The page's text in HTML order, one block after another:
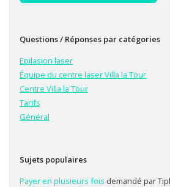
Questions / Réponses par catégories
Epilasion laser
Équipe du centre laser Villa la Tour
Centre Villa la Tour
Tarifs
Général
Sujets populaires
Payer en plusieurs fois demandé par